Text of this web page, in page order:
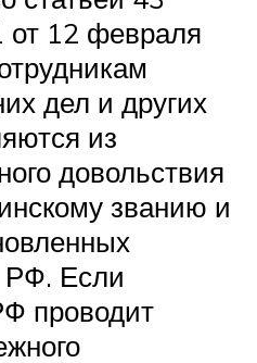
12 февраля
дел и других
из
довольствия
званию и
РФ. Если
проводит